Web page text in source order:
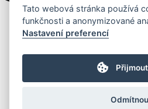
Tato webová stránka používá
funkčnosti a anonymizované
Nastavení preferencí